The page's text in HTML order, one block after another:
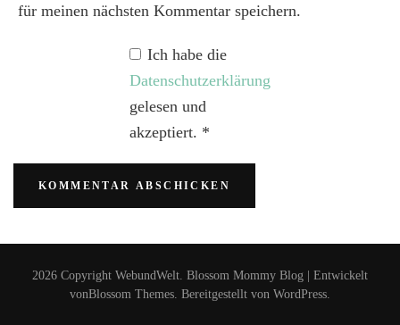
für meinen nächsten Kommentar speichern.
Ich habe die
Datenschutzerklärung
gelesen und
akzeptiert. *
2026 Copyright WebundWelt Blossom Mommy Blog | Entwickelt
vonBlossom Themes . Bereitgestellt von WordPress